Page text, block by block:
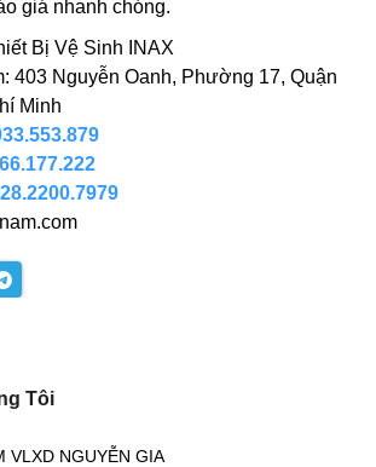
giá nhanh chóng.
Bị Vệ Sinh INAX
403 Nguyễn Oanh, Phường 17, Quận
Minh
Tôi
VLXD NGUYỄN GIA